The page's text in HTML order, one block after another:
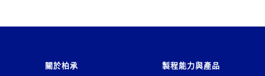
關於柏承 製程能力與產品